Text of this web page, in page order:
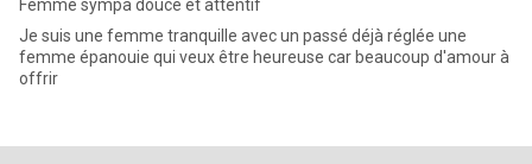
Femme sympa douce et attentif
Je suis une femme tranquille avec un passé déjà réglée une
femme épanouie qui veux être heureuse car beaucoup d'amour à
offrir